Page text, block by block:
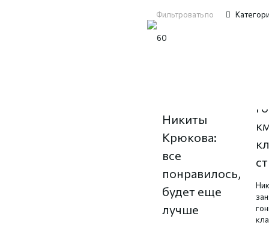
Фильтровать по
Никиты
Крюкова:
все
понравилось,
будет еще
лучше